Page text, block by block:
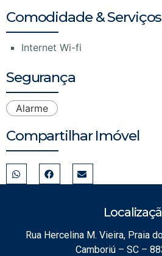
Comodidade & Serviços
Internet Wi-fi
Segurança
Alarme
Compartilhar Imóvel
Rua Hercelina M. Vieira, Praia
Camboriú – SC –